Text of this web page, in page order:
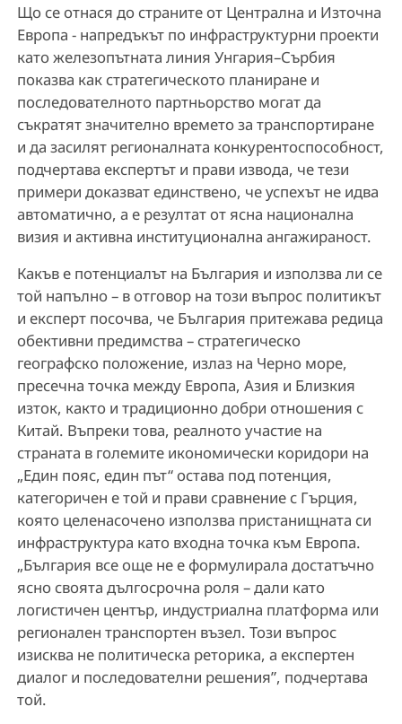
Що се отнася до страните от Централна и Източна
Европа - напредъкът по инфраструктурни проекти
като железопътната линия Унгария–Сърбия
показва как стратегическото планиране и
последователното партньорство могат да
съкратят значително времето за транспортиране
и да засилят регионалната конкурентоспособност,
подчертава експертът и прави извода, че тези
примери доказват единствено, че успехът не идва
автоматично, а е резултат от ясна национална
визия и активна институционална ангажираност.
Какъв е потенциалът на България и използва ли се
той напълно – в отговор на този въпрос политикът
и експерт посочва, че България притежава редица
обективни предимства – стратегическо
географско положение, излаз на Черно море,
пресечна точка между Европа, Азия и Близкия
изток, както и традиционно добри отношения с
Китай. Въпреки това, реалното участие на
страната в големите икономически коридори на
„Един пояс, един път“ остава под потенция,
категоричен е той и прави сравнение с Гърция,
която целенасочено използва пристанищната си
инфраструктура като входна точка към Европа.
„България все още не е формулирала достатъчно
ясно своята дългосрочна роля – дали като
логистичен център, индустриална платформа или
регионален транспортен възел. Този въпрос
изисква не политическа реторика, а експертен
диалог и последователни решения”, подчертава
той.